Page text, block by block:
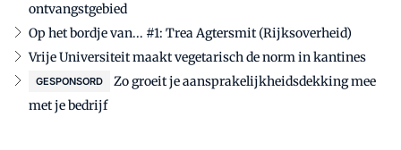
ontvangstgebied
Op het bordje van... #1: Trea Agtersmit (Rijksoverheid)
Vrije Universiteit maakt vegetarisch de norm in kantines
GESPONSORD
Zo groeit je aansprakelijkheidsdekking mee
met je bedrijf